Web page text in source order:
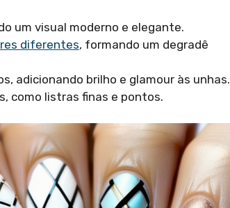
um visual moderno e elegante.
diferentes, formando um degradê
adicionando brilho e glamour às unhas.
como listras finas e pontos.